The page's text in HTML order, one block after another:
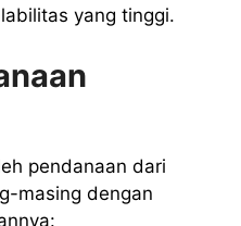
yang tinggi.
pendanaan dari
masing dengan